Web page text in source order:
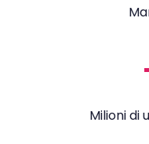
Milioni di